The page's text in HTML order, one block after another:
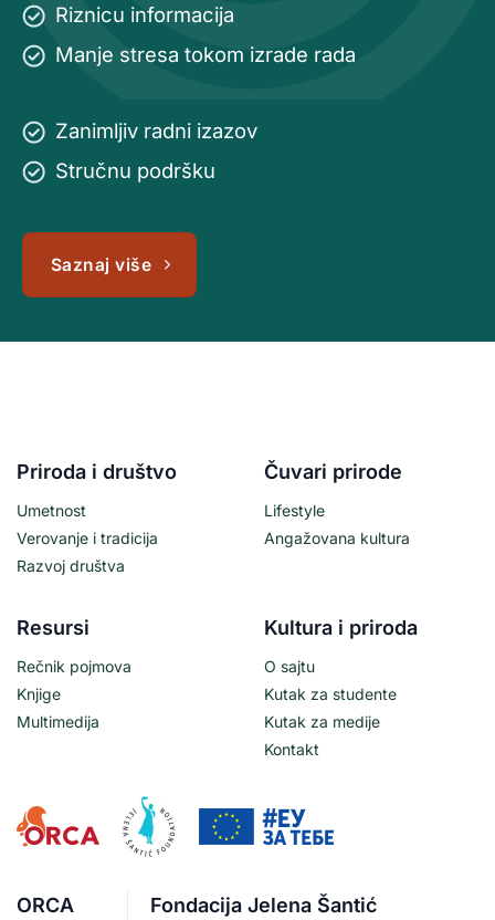
Riznicu informacija
Manje stresa tokom izrade rada
Zanimljiv radni izazov
Stručnu podršku
Saznaj više
ORCA Fondacija Jelena Šantić
Priroda i društvo
Umetnost
Verovanje i tradicija
Razvoj društva
Čuvari prirode
Lifestyle
Angažovana kultura
Resursi
Rečnik pojmova
Knjige
Multimedija
Kultura i priroda
O sajtu
Kutak za studente
Kutak za medije
Kontakt